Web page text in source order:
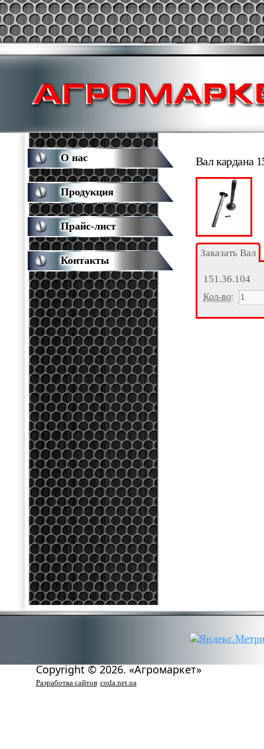
Вал кардана
Заказать Вал
151.36.104
Кол-во:
О нас
Продукция
Прайс-лист
Контакты
Copyright © 2026. «Агромаркет»
Разработка сайтов coda.net.ua